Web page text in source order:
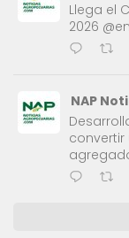
Llega el
2026
NAP